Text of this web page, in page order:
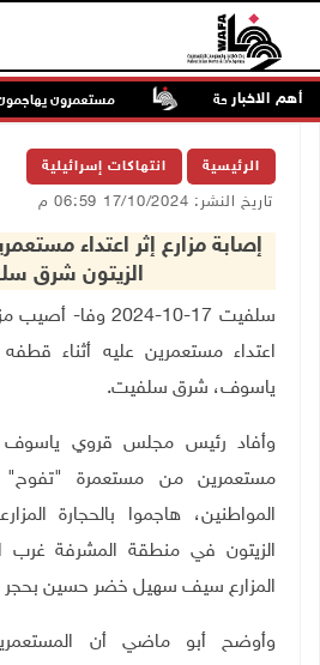
أهم الاخبار
حرية الملاحة مستعمرون يهاجمون
الرئيسية انتهاكات إسرائيلية
تاريخ النشر: 17/10/2024 06:59 م
إصابة مزارع إثر اعتداء
الزيتون شرق
سلفيت 17-10-2024 وفا-
أصيب
اعتداء مستعمرين عليه أثناء
ياسوف، شرق سلفيت.
وأفاد رئيس مجلس قروي ياسوف
مستعمرين من مستعمرة "تفوح"
المواطنين، هاجموا بالحجارة
الزيتون في منطقة المشرفة غرب
المزارع سيف سهيل خضر حسين
وأوضح أبو ماضي أن